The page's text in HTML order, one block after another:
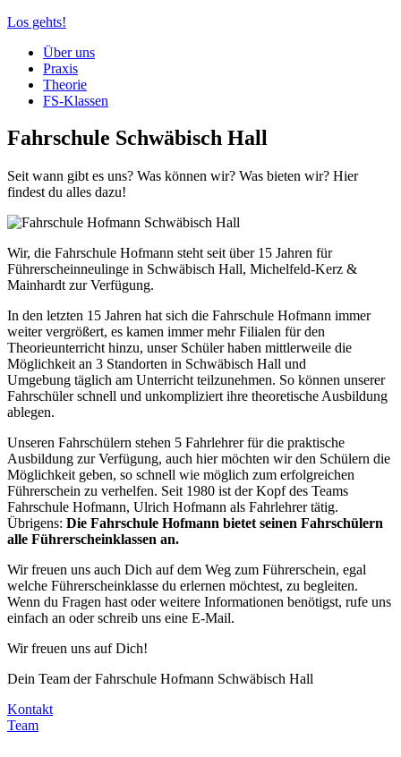
Los gehts!
Über uns
Praxis
Theorie
FS-Klassen
Fahrschule Schwäbisch Hall
Seit wann gibt es uns? Was können wir? Was bieten wir? Hier
findest du alles dazu!
Wir, die Fahrschule Hofmann steht seit über 15 Jahren für
Führerscheinneulinge in Schwäbisch Hall, Michelfeld-Kerz &
Mainhardt zur Verfügung.
In den letzten 15 Jahren hat sich die Fahrschule Hofmann immer
weiter vergrößert, es kamen immer mehr Filialen für den
Theorieunterricht hinzu, unser Schüler haben mittlerweile die
Möglichkeit an 3 Standorten in Schwäbisch Hall und
Umgebung täglich am Unterricht teilzunehmen. So können unserer
Fahrschüler schnell und unkompliziert ihre theoretische Ausbildung
ablegen.
Unseren Fahrschülern stehen 5 Fahrlehrer für die praktische
Ausbildung zur Verfügung, auch hier möchten wir den Schülern die
Möglichkeit geben, so schnell wie möglich zum erfolgreichen
Führerschein zu verhelfen. Seit 1980 ist der Kopf des Teams
Fahrschule Hofmann, Ulrich Hofmann als Fahrlehrer tätig.
Übrigens: Die Fahrschule Hofmann bietet seinen Fahrschülern
alle Führerscheinklassen an.
Wir freuen uns auch Dich auf dem Weg zum Führerschein, egal
welche Führerscheinklasse du erlernen möchtest, zu begleiten.
Wenn du Fragen hast oder weitere Informationen benötigst, rufe uns
einfach an oder schreib uns eine E-Mail.
Wir freuen uns auf Dich!
Dein Team der Fahrschule Hofmann Schwäbisch Hall
Kontakt
Team